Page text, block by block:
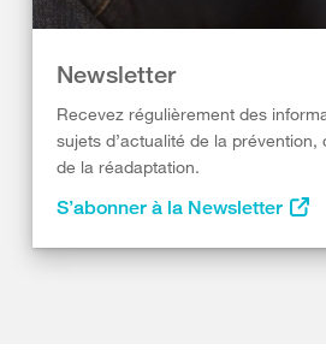
Newsletter
Recevez régulièrement des
sujets d’actualité de la prévention,
de la réadaptation.
S’abonner à la Newsletter